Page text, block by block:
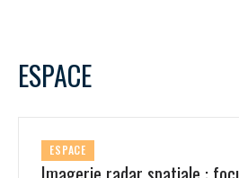
ESPACE
ESPACE